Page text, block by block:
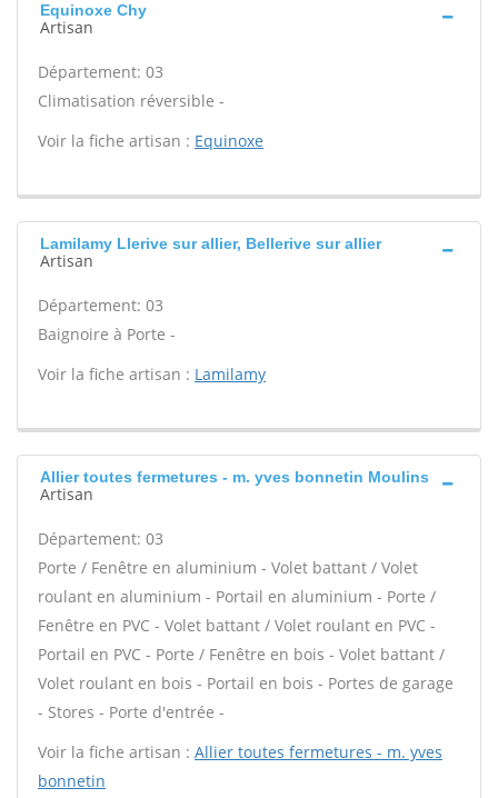
Equinoxe Chy
Artisan
Département: 03
Climatisation réversible -
Voir la fiche artisan : Equinoxe
Lamilamy Llerive sur allier, Bellerive sur allier
Artisan
Département: 03
Baignoire à Porte -
Voir la fiche artisan : Lamilamy
Allier toutes fermetures - m. yves bonnetin Moulins
Artisan
Département: 03
Porte / Fenêtre en aluminium - Volet battant / Volet
roulant en aluminium - Portail en aluminium - Porte /
Fenêtre en PVC - Volet battant / Volet roulant en PVC -
Portail en PVC - Porte / Fenêtre en bois - Volet battant /
Volet roulant en bois - Portail en bois - Portes de garage
- Stores - Porte d'entrée -
Voir la fiche artisan : Allier toutes fermetures - m. yves
bonnetin